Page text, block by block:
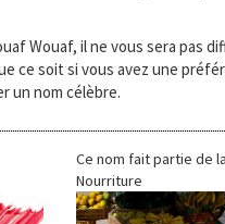
Wouaf, il ne vous sera pas
ce soit si vous avez une
un nom célèbre.
Ce nom fait partie de
Nourriture